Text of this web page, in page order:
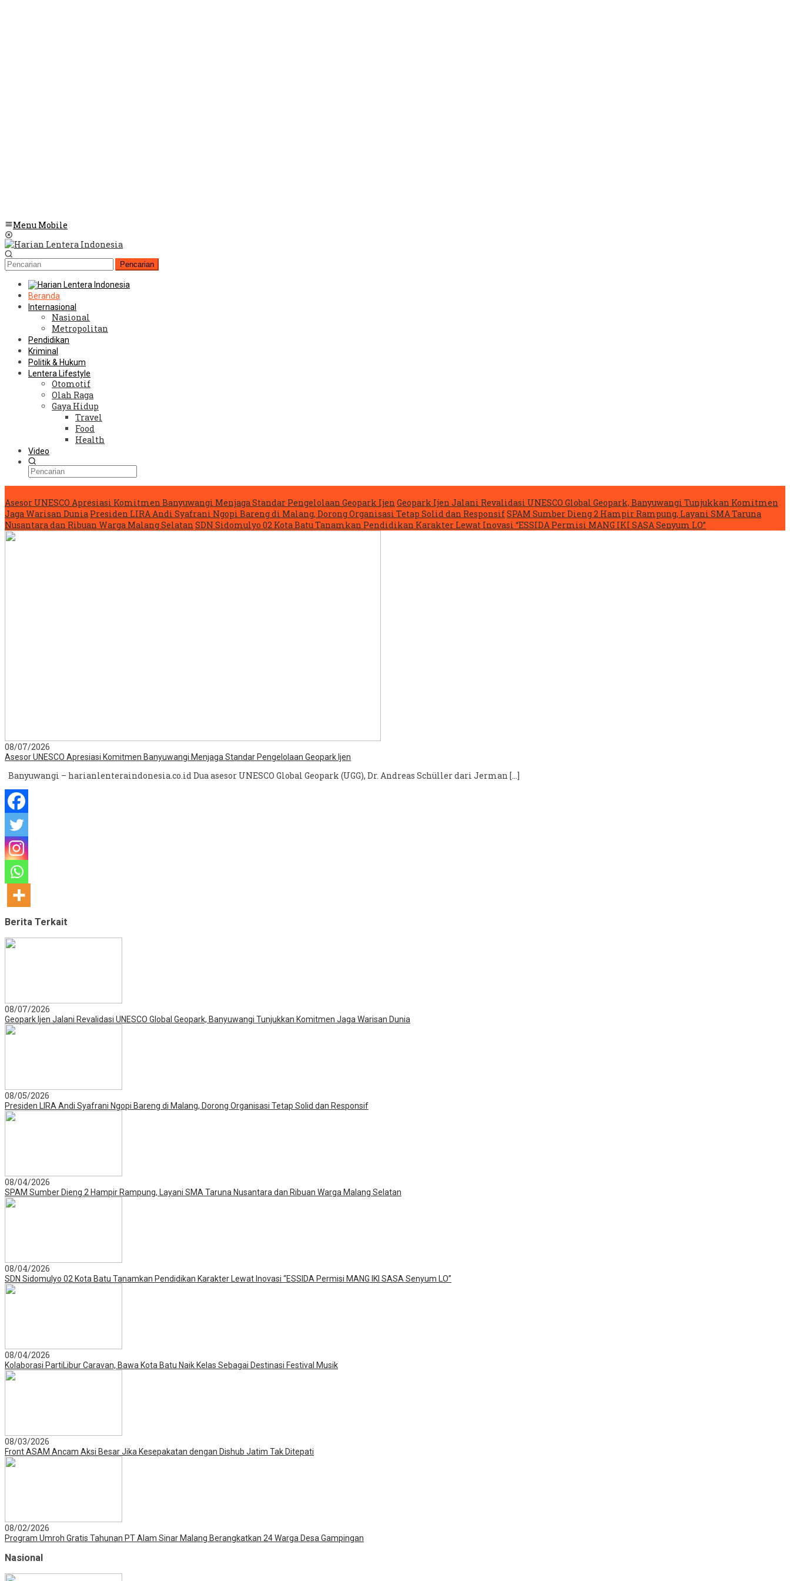
Menu Mobile
Pencarian
Beranda
Internasional
Nasional
Metropolitan
Pendidikan
Kriminal
Politik & Hukum
Lentera Lifestyle
Otomotif
Olah Raga
Gaya Hidup
Travel
Food
Health
Video
Asesor UNESCO Apresiasi Komitmen Banyuwangi Menjaga Standar Pengelolaan Geopark Ijen Geopark Ijen Jalani Revalidasi UNESCO Global Geopark, Banyuwangi Tunjukkan Komitmen
Jaga Warisan Dunia Presiden LIRA Andi Syafrani Ngopi Bareng di Malang, Dorong Organisasi Tetap Solid dan ResponsifSPAM Sumber Dieng 2 Hampir Rampung, Layani SMA Taruna
Nusantara dan Ribuan Warga Malang Selatan SDN Sidomulyo 02 Kota Batu Tanamkan Pendidikan Karakter Lewat Inovasi “ESSIDA Permisi MANG IKI SASA Senyum LO”
08/07/2026
Asesor UNESCO Apresiasi Komitmen Banyuwangi Menjaga Standar Pengelolaan Geopark Ijen
Banyuwangi – harianlenteraindonesia.co.id Dua asesor UNESCO Global Geopark (UGG), Dr. Andreas Schüller dari Jerman […]
Berita Terkait
08/07/2026
Geopark Ijen Jalani Revalidasi UNESCO Global Geopark, Banyuwangi Tunjukkan Komitmen Jaga Warisan Dunia
08/05/2026
Presiden LIRA Andi Syafrani Ngopi Bareng di Malang, Dorong Organisasi Tetap Solid dan Responsif
08/04/2026
SPAM Sumber Dieng 2 Hampir Rampung, Layani SMA Taruna Nusantara dan Ribuan Warga Malang Selatan
08/04/2026
SDN Sidomulyo 02 Kota Batu Tanamkan Pendidikan Karakter Lewat Inovasi “ESSIDA Permisi MANG IKI SASA Senyum LO”
08/04/2026
Kolaborasi PartiLibur Caravan, Bawa Kota Batu Naik Kelas Sebagai Destinasi Festival Musik
08/03/2026
Front ASAM Ancam Aksi Besar Jika Kesepakatan dengan Dishub Jatim Tak Ditepati
08/02/2026
Program Umroh Gratis Tahunan PT Alam Sinar Malang Berangkatkan 24 Warga Desa Gampingan
Nasional